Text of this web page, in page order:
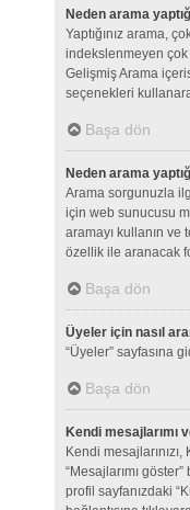
Neden arama
Yaptığınız arama,
indekslenmeyen
Gelişmiş Arama
seçenekleri
Başa dön
Neden arama
Arama sorgunuzla
için web sunucusu
aramayı kullanın
özellik ile aranacak
Başa dön
Üyeler için nasıl
“Üyeler” sayfasına
Başa dön
Kendi mesajlarımı
Kendi
“Mesajlarımı
profil sayfanızdaki